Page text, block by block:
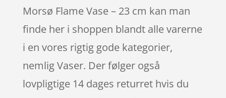
Morsø Flame Vase – 23 cm kan man
finde her i shoppen blandt alle varerne
i en vores rigtig gode kategorier,
nemlig Vaser. Der følger også
lovpligtige 14 dages returret hvis du